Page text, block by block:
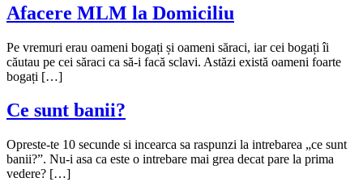
Afacere MLM la Domiciliu
Pe vremuri erau oameni bogați și oameni săraci, iar cei bogați îi
căutau pe cei săraci ca să-i facă sclavi. Astăzi există oameni foarte
bogați […]
Ce sunt banii?
Opreste-te 10 secunde si incearca sa raspunzi la intrebarea „ce sunt
banii?”. Nu-i asa ca este o intrebare mai grea decat pare la prima
vedere? […]